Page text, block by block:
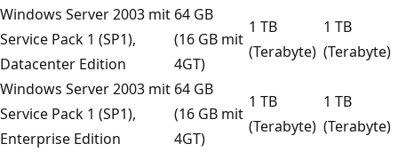
Windows Server 2003 mit
Service Pack 1 (SP1),
Datacenter Edition
64 GB
(16 GB mit
4GT)
1 TB
(Terabyte)
1 TB
(Terabyte)
Windows Server 2003 mit
Service Pack 1 (SP1),
Enterprise Edition
64 GB
(16 GB mit
4GT)
1 TB
(Terabyte)
1 TB
(Terabyte)